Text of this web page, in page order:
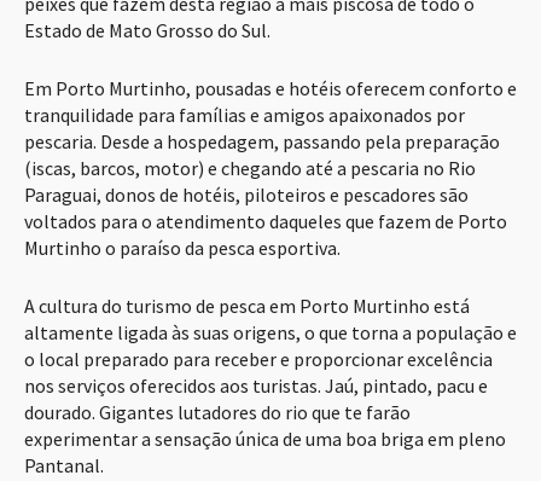
Estado de Mato Grosso do Sul.
Em Porto Murtinho, pousadas e hotéis oferecem conforto e
tranquilidade para famílias e amigos apaixonados por
pescaria. Desde a hospedagem, passando pela preparação
(iscas, barcos, motor) e chegando até a pescaria no Rio
Paraguai, donos de hotéis, piloteiros e pescadores são
voltados para o atendimento daqueles que fazem de Porto
Murtinho o paraíso da pesca esportiva.
A cultura do turismo de pesca em Porto Murtinho está
altamente ligada às suas origens, o que torna a população e
o local preparado para receber e proporcionar excelência
nos serviços oferecidos aos turistas. Jaú, pintado, pacu e
dourado. Gigantes lutadores do rio que te farão
experimentar a sensação única de uma boa briga em pleno
Pantanal.